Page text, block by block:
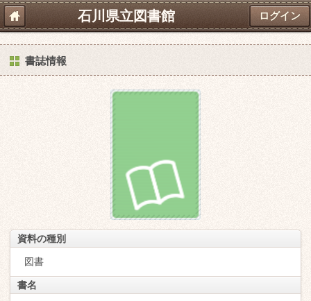
石川県立図書館 ログイン
書誌情報
資料の種別
図書
書名